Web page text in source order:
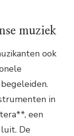
muziek
ook
in
een
De